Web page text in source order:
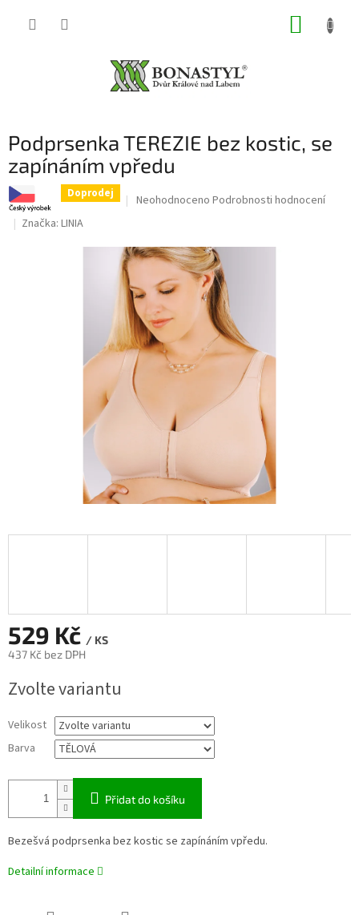
Podprsenka TEREZIE bez kostic, se
zapínáním vpředu
Doprodej
Průměrné
je
0,0
5
hvězdiček.
Neohodnoceno Podrobnosti hodnocení
Značka: LINIA
529 Kč / KS
437 Kč bez DPH
cena:
Zvolte variantu
Velikost
Barva
Přidat do košíku
Bezešvá podprsenka bez kostic se zapínáním vpředu.
Detailní informace